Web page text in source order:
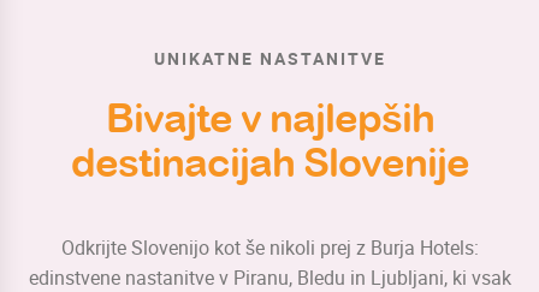
UNIKATNE NASTANITVE
Bivajte v najlepših
destinacijah Slovenije
Odkrijte Slovenijo kot še nikoli prej z Burja Hotels:
edinstvene nastanitve v Piranu, Bledu in Ljubljani, ki vsak